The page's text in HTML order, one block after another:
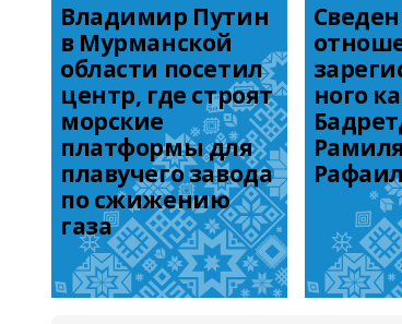
Владимир Путин
в Мурманской
области посетил
центр, где строят
морские
платформы для
плавучего завода
по сжижению
газа
ного